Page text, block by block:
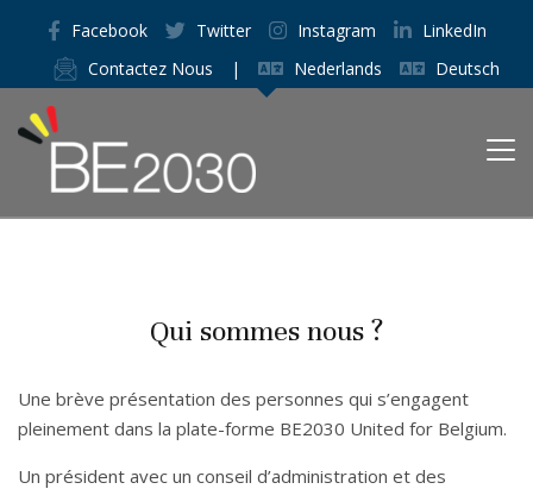
Facebook Twitter Instagram
LinkedIn
Contactez Nous
| Nederlands Deutsch
Qui sommes nous ?
Une brève présentation des personnes qui s’engagent
pleinement dans la plate-forme BE2030 United for Belgium.
Un président avec un conseil d’administration et des